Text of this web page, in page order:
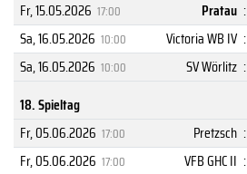
Fr, 15.05.2026 17:00 Pratau :
Sa, 16.05.2026 10:00 Victoria WB IV :
Sa, 16.05.2026 10:00 SV Wörlitz :
18. Spieltag
Fr, 05.06.2026 17:00 Pretzsch :
Fr, 05.06.2026 17:00 VFB GHC II :